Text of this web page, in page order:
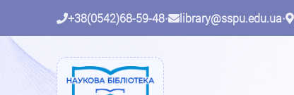
+38(0542)68-59-48• library@sspu.edu.ua•